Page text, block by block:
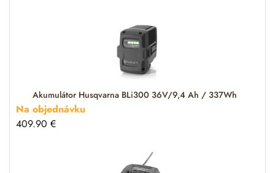
Akumulátor Husqvarna BLi300 36V/9,4 Ah / 337Wh
Na objednávku
409.90 €